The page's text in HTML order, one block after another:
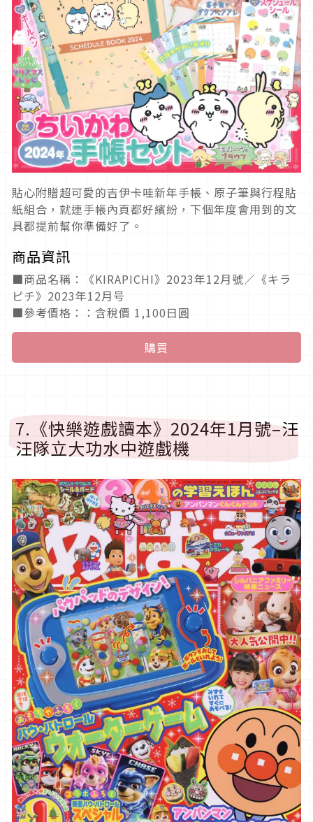
貼心附贈超可愛的吉伊卡哇新年手帳、原子筆與行程貼
紙組合，就連手帳內頁都好繽紛，下個年度會用到的文
具都提前幫你準備好了。
商品資訊
■商品名稱：《KIRAPICHI》2023年12月號／《キラ
ピチ》2023年12月号
■參考價格：：含稅價 1,100日圓
購買
7.《快樂遊戲讀本》2024年1月號–汪
汪隊立大功水中遊戲機